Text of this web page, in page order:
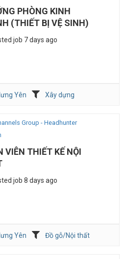
PHÒNG KINH
(THIẾT BỊ VỆ SINH)
job 7 days ago
Yên
Xây dựng
Group - Headhunter
VIÊN THIẾT KẾ NỘI
job 8 days ago
Yên
Đồ gỗ/Nội thất